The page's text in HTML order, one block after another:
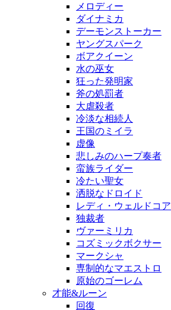
メロディー
ダイナミカ
デーモンストーカー
ヤングスパーク
ボアクイーン
水の巫女
狂った発明家
斧の処罰者
大虐殺者
冷淡な相続人
王国のミイラ
虚像
悲しみのハープ奏者
蛮族ライダー
冷たい聖女
洒脱なドロイド
レディ・ウェルドコア
独裁者
ヴァーミリカ
コズミックボクサー
マークシャ
専制的なマエストロ
原始のゴーレム
才能&ルーン
回復